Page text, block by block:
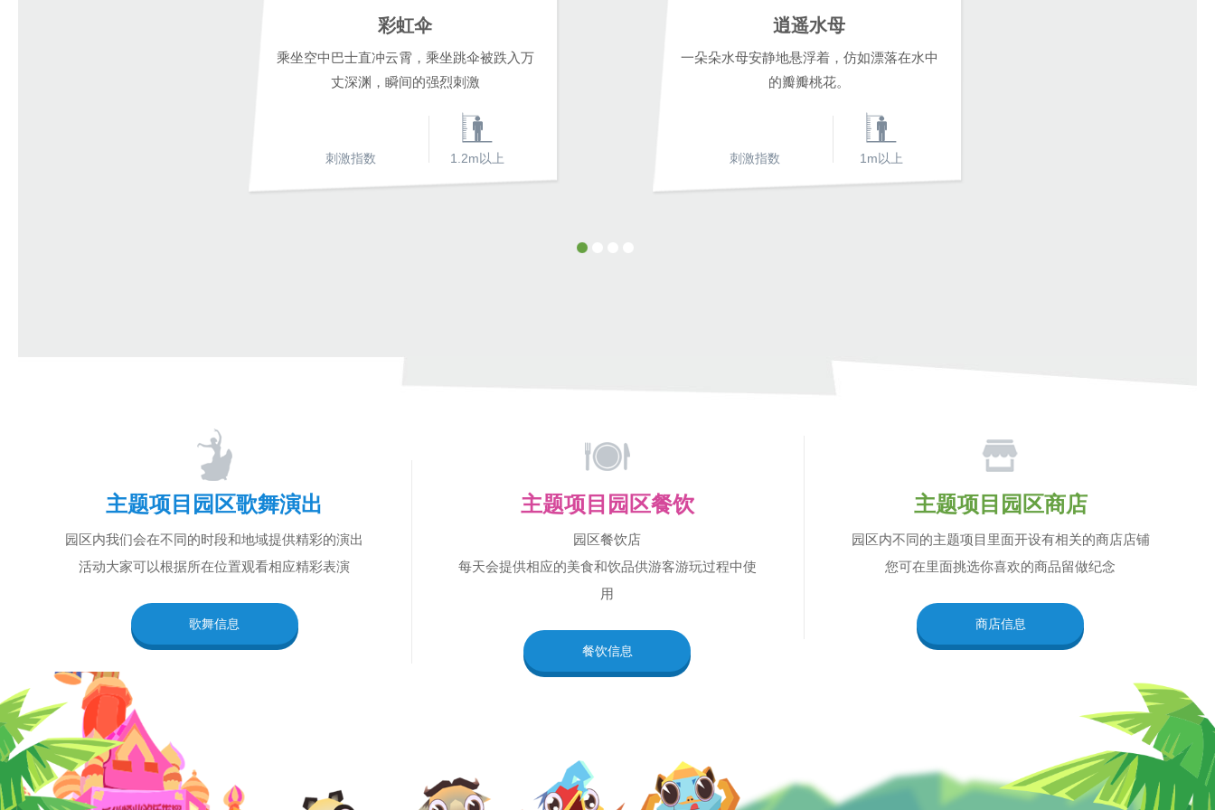
彩虹伞
乘坐空中巴士直冲云霄，乘坐跳伞被跌入万
丈深渊，瞬间的强烈刺激
刺激指数 1.2m以上
逍遥水母
一朵朵水母安静地悬浮着，仿如漂落在水中
的瓣瓣桃花。
刺激指数 1m以上
主题项目园区歌舞演出
园区内我们会在不同的时段和地域提供精彩的演出
活动大家可以根据所在位置观看相应精彩表演
歌舞信息
主题项目园区餐饮
园区餐饮店
每天会提供相应的美食和饮品供游客游玩过程中使
用
餐饮信息
主题项目园区商店
园区内不同的主题项目里面开设有相关的商店店铺
您可在里面挑选你喜欢的商品留做纪念
商店信息